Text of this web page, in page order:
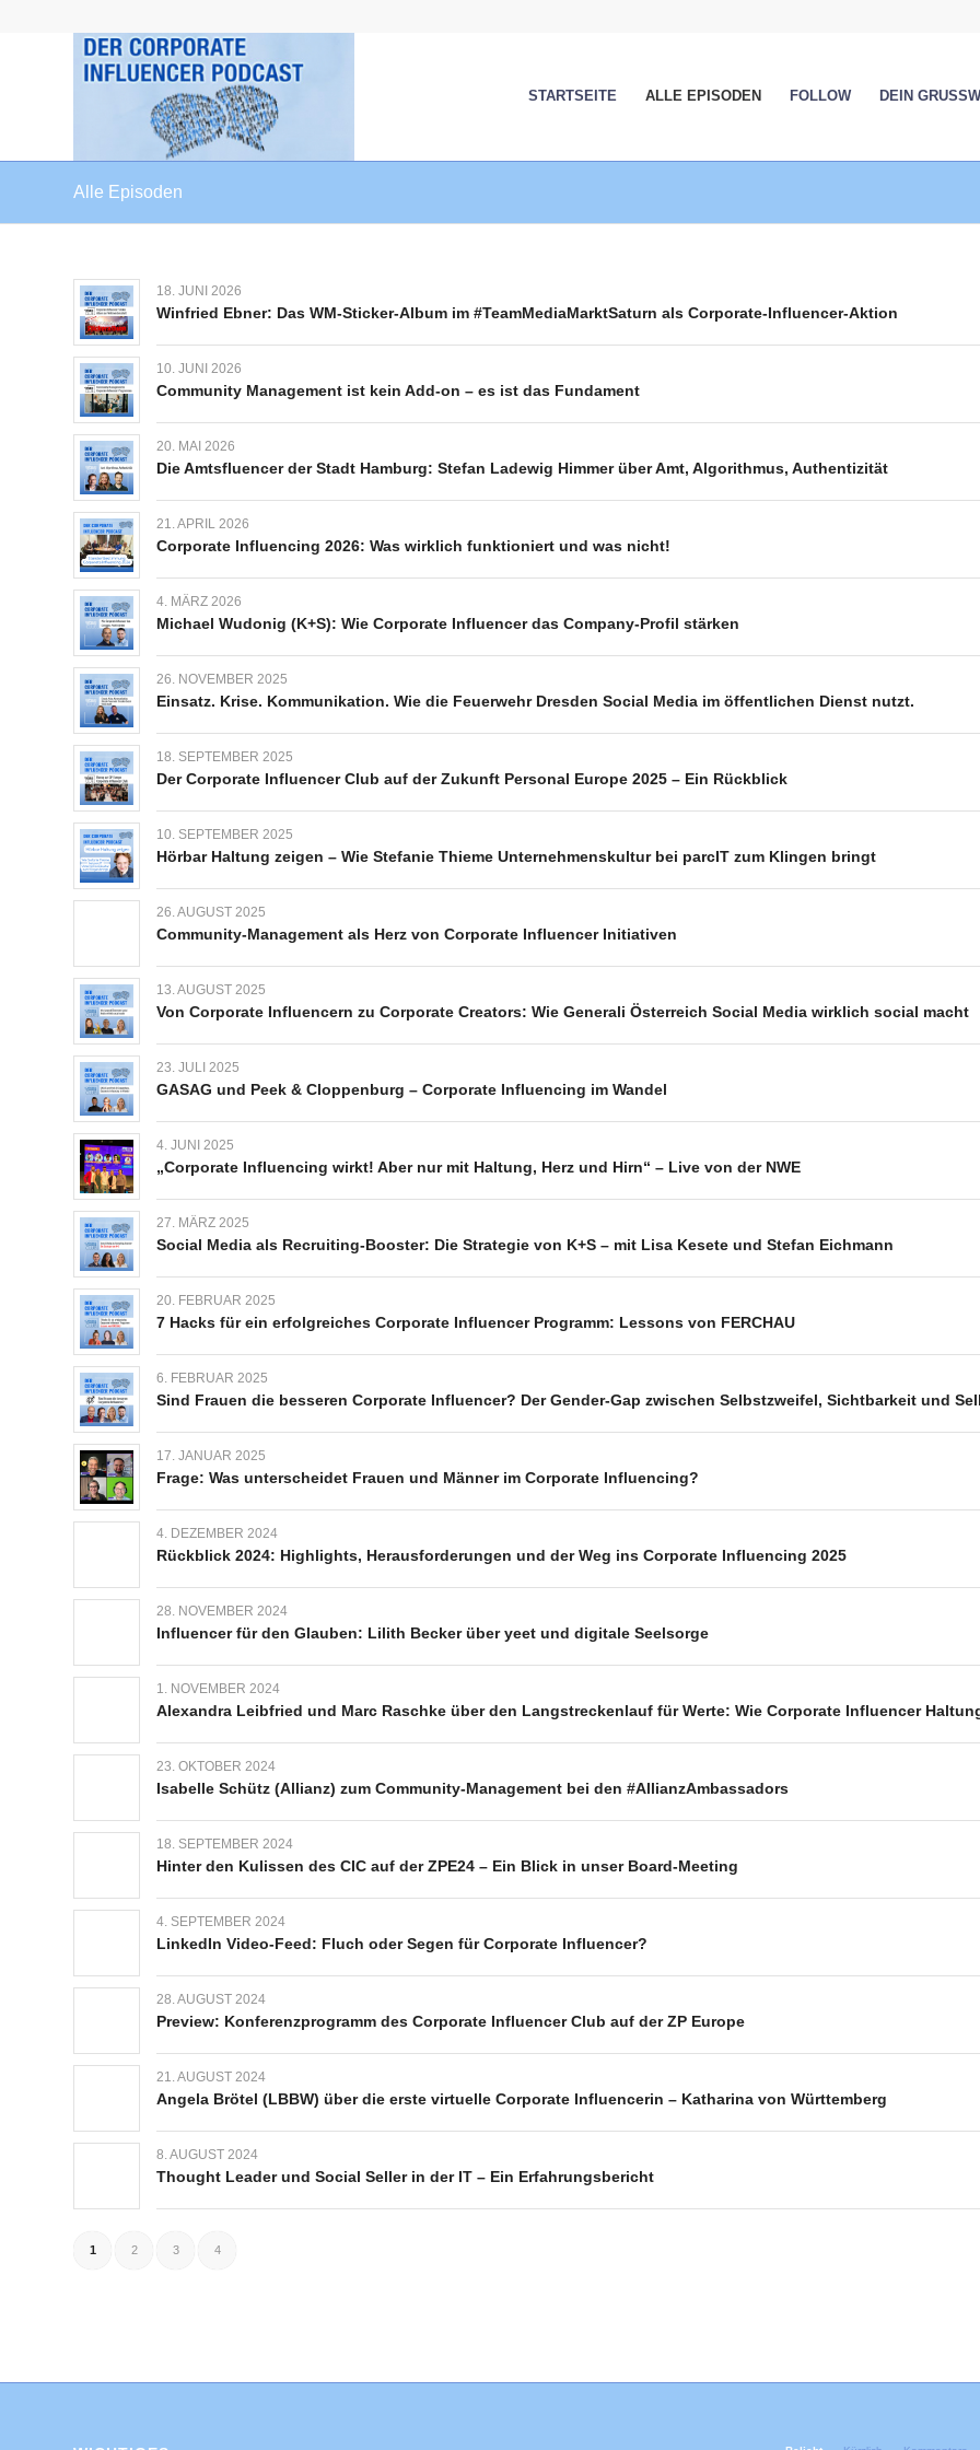
STARTSEITE ALLE EPISODEN FOLLOW DEIN
Alle Episoden
18. JUNI 2026
Winfried Ebner: Das WM-Sticker-Album im #TeamMediaMarktSaturn als Corporate-Influencer-Aktion
10. JUNI 2026
Community Management ist kein Add-on – es ist das Fundament
20. MAI 2026
Die Amtsfluencer der Stadt Hamburg: Stefan Ladewig Himmer über Amt, Algorithmus, Authentizität
21. APRIL 2026
Corporate Influencing 2026: Was wirklich funktioniert und was nicht!
4. MÄRZ 2026
Michael Wudonig (K+S): Wie Corporate Influencer das Company-Profil stärken
26. NOVEMBER 2025
Einsatz. Krise. Kommunikation. Wie die Feuerwehr Dresden Social Media im öffentlichen Dienst nutzt.
18. SEPTEMBER 2025
Der Corporate Influencer Club auf der Zukunft Personal Europe 2025 – Ein Rückblick
10. SEPTEMBER 2025
Hörbar Haltung zeigen – Wie Stefanie Thieme Unternehmenskultur bei parcIT zum Klingen bringt
26. AUGUST 2025
Community-Management als Herz von Corporate Influencer Initiativen
13. AUGUST 2025
Von Corporate Influencern zu Corporate Creators: Wie Generali Österreich Social Media wirklich social macht
23. JULI 2025
GASAG und Peek & Cloppenburg – Corporate Influencing im Wandel
4. JUNI 2025
„Corporate Influencing wirkt! Aber nur mit Haltung, Herz und Hirn“ – Live von der NWE
27. MÄRZ 2025
Social Media als Recruiting-Booster: Die Strategie von K+S – mit Lisa Kesete und Stefan Eichmann
20. FEBRUAR 2025
7 Hacks für ein erfolgreiches Corporate Influencer Programm: Lessons von FERCHAU
6. FEBRUAR 2025
Sind Frauen die besseren Corporate Influencer? Der Gender-Gap zwischen Selbstzweifel, Sichtbarkeit und
17. JANUAR 2025
Frage: Was unterscheidet Frauen und Männer im Corporate Influencing?
4. DEZEMBER 2024
Rückblick 2024: Highlights, Herausforderungen und der Weg ins Corporate Influencing 2025
28. NOVEMBER 2024
Influencer für den Glauben: Lilith Becker über yeet und digitale Seelsorge
1. NOVEMBER 2024
Alexandra Leibfried und Marc Raschke über den Langstreckenlauf für Werte: Wie Corporate Influencer
23. OKTOBER 2024
Isabelle Schütz (Allianz) zum Community-Management bei den #AllianzAmbassadors
18. SEPTEMBER 2024
Hinter den Kulissen des CIC auf der ZPE24 – Ein Blick in unser Board-Meeting
4. SEPTEMBER 2024
LinkedIn Video-Feed: Fluch oder Segen für Corporate Influencer?
28. AUGUST 2024
Preview: Konferenzprogramm des Corporate Influencer Club auf der ZP Europe
21. AUGUST 2024
Angela Brötel (LBBW) über die erste virtuelle Corporate Influencerin – Katharina von Württemberg
8. AUGUST 2024
Thought Leader und Social Seller in der IT – Ein Erfahrungsbericht
1 2 3 4